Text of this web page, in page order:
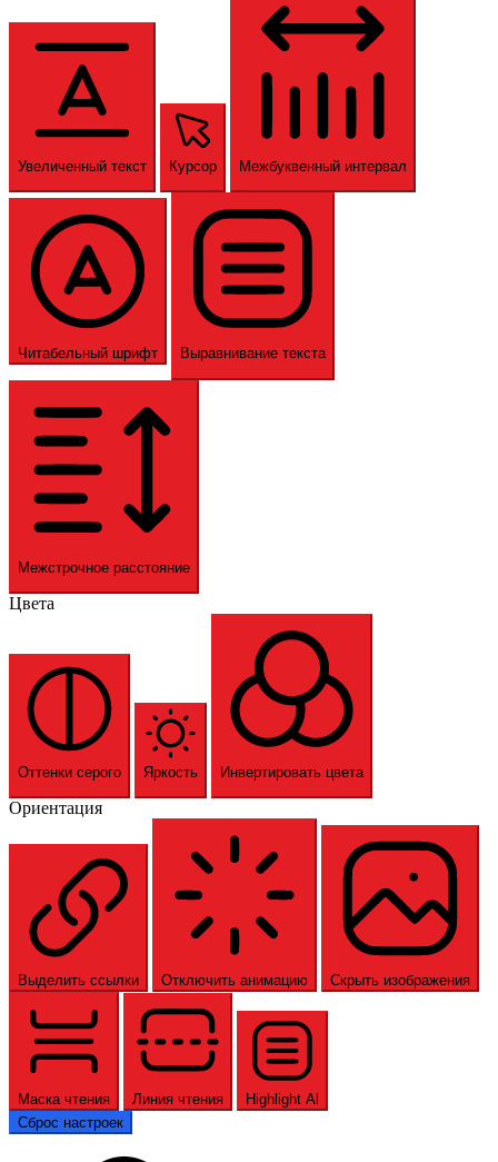
Увеличенный текст Курсор Межбуквенный интервал
Читабельный шрифт Выравнивание текста
Межстрочное расстояние
Цвета
Оттенки серого Яркость Инвертировать цвета
Ориентация
Выделить ссылки Отключить анимацию Скрыть изображения
Маска чтения Линия чтения
Highlight Al
Сброс настроек